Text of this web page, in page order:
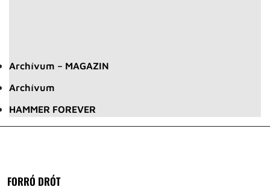
Archívum – MAGAZIN
Archívum
HAMMER FOREVER
FORRÓ DRÓT